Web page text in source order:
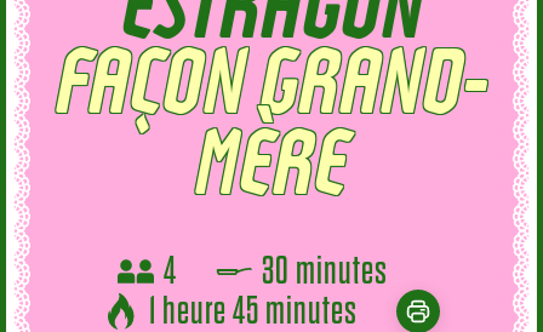
4
30 minutes
1 heure 45 minutes